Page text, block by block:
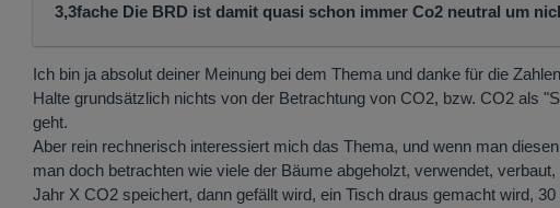
3,3fache Die BRD ist damit quasi schon immer Co2 neutral um
Ich bin ja absolut deiner Meinung bei dem Thema und danke für die
Halte grundsätzlich nichts von der Betrachtung von CO2, bzw. CO2 als
geht.
Aber rein rechnerisch interessiert mich das Thema, und wenn man
man doch betrachten wie viele der Bäume abgeholzt, verwendet,
Jahr X CO2 speichert, dann gefällt wird, ein Tisch draus gemacht wird,